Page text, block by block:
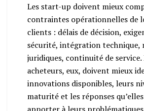
Les start-up doivent mieux
contraintes opérationnelles de
clients : délais de décision,
sécurité, intégration technique,
juridiques, continuité de service.
acheteurs, eux, doivent mieux
innovations disponibles, leurs
maturité et les réponses